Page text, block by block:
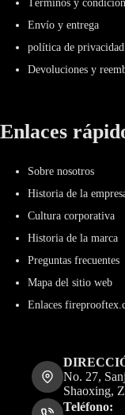
Términos y
Envío y entrega
política de privacidad
Devoluciones y
Enlaces
Sobre nosotros
Historia de la
Cultura corporativa
Historia de la marca
Preguntas frecuentes
Mapa del sitio web
Enlaces
No. 27,
Shaoxing,
Teléfono: